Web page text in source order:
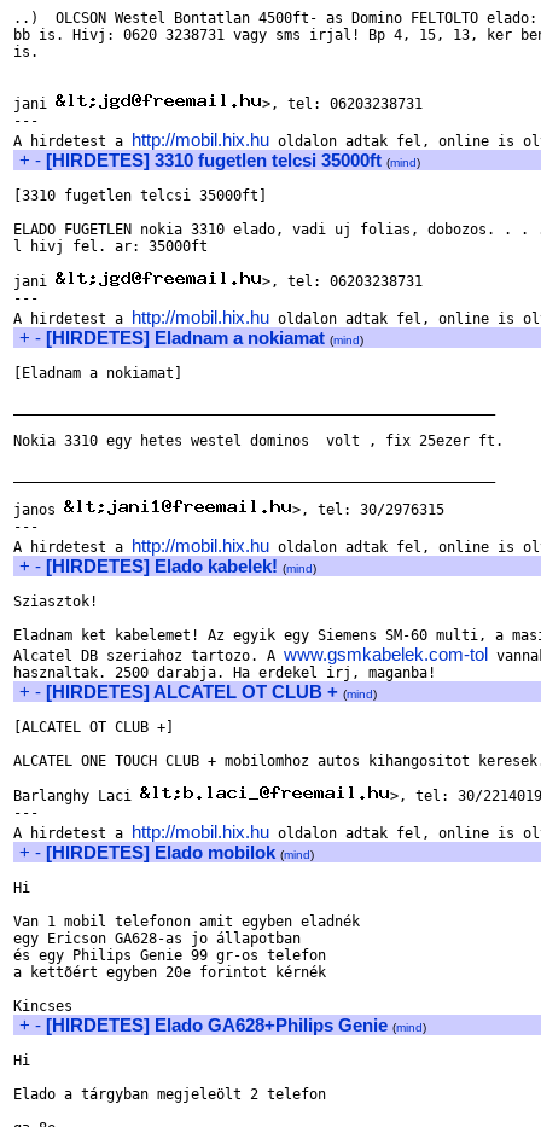
..)  OLCSON Westel Bontatlan 4500ft- as Domino FELTOLTO
bb is. Hivj: 0620 3238731 vagy sms irjal! Bp 4, 15, 13, ker
is.
jani
>, tel: 06203238731
---
A hirdetest a http://mobil.hix.hu
+ - [HIRDETES] 3310 fugetlen telcsi 35000ft (mind)
[3310 fugetlen telcsi 35000ft]
ELADO FUGETLEN nokia 3310 elado, vadi uj folias, dobozos.
l hivj fel. ar: 35000ft
jani
>, tel: 06203238731
---
A hirdetest a http://mobil.hix.hu
+ - [HIRDETES] Eladnam a nokiamat (mind)
[Eladnam a nokiamat]
Nokia 3310 egy hetes westel dominos  volt , fix 25ezer ft.
janos
>, tel: 30/2976315
---
A hirdetest a http://mobil.hix.hu
+ - [HIRDETES] Elado kabelek! (mind)
Sziasztok!
Eladnam ket kabelemet! Az egyik egy Siemens SM-60 multi, a
Alcatel DB szeriahoz tartozo. A www.gsmkabelek.com-tol
+ - [HIRDETES] ALCATEL OT CLUB + (mind)
[ALCATEL OT CLUB +]
ALCATEL ONE TOUCH CLUB + mobilomhoz autos kihangositot
Barlanghy Laci
>, tel: 30/2214019
---
A hirdetest a http://mobil.hix.hu
+ - [HIRDETES] Elado mobilok (mind)
Hi
Van 1 mobil telefonon amit egyben eladnék
egy Ericson GA628-as jo állapotban
és egy Philips Genie 99 gr-os telefon
a kettõért egyben 20e forintot kérnék
+ - [HIRDETES] Elado GA628+Philips Genie (mind)
Hi
Elado a tárgyban megjeleölt 2 telefon